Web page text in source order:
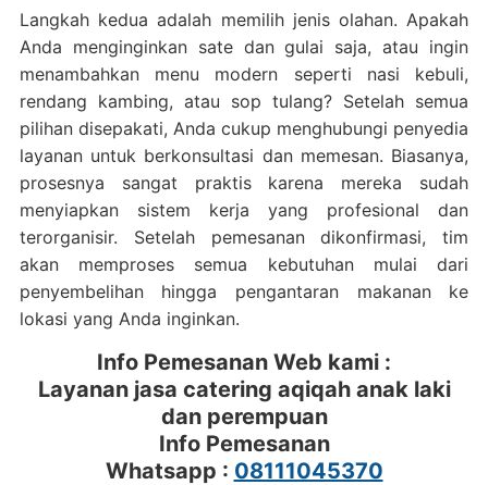
Langkah kedua adalah memilih jenis olahan. Apakah
Anda menginginkan sate dan gulai saja, atau ingin
menambahkan menu modern seperti nasi kebuli,
rendang kambing, atau sop tulang? Setelah semua
pilihan disepakati, Anda cukup menghubungi penyedia
layanan untuk berkonsultasi dan memesan. Biasanya,
prosesnya sangat praktis karena mereka sudah
menyiapkan sistem kerja yang profesional dan
terorganisir. Setelah pemesanan dikonfirmasi, tim
akan memproses semua kebutuhan mulai dari
penyembelihan hingga pengantaran makanan ke
lokasi yang Anda inginkan.
Info Pemesanan Web kami :
Layanan jasa catering aqiqah anak laki
dan perempuan
Info Pemesanan
Whatsapp : 08111045370